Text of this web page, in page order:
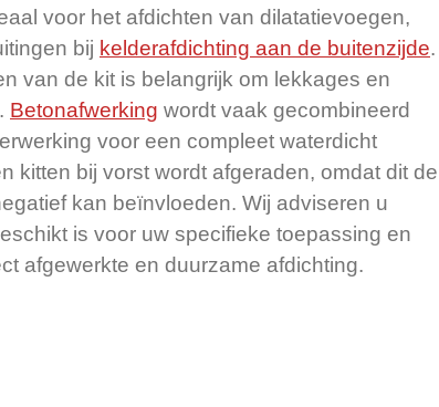
voor het afdichten van dilatatievoegen,
bij kelderafdichting aan de buitenzijde.
van de kit is belangrijk om lekkages en
Betonafwerking wordt vaak gecombineerd
voor een compleet waterdicht
kitten bij vorst wordt afgeraden, omdat dit de
kan beïnvloeden. Wij adviseren u
is voor uw specifieke toepassing en
afgewerkte en duurzame afdichting.